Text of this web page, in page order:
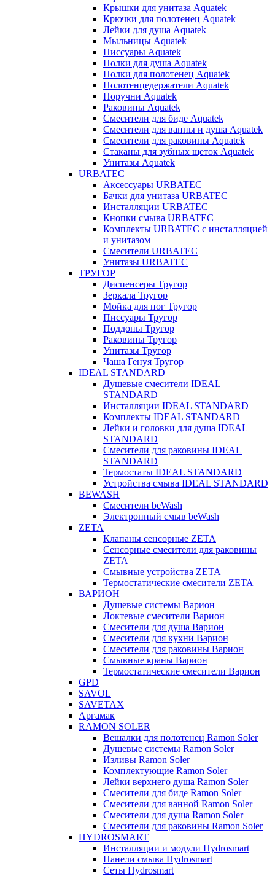
Крышки для унитаза Aquatek
Крючки для полотенец Aquatek
Лейки для душа Aquatek
Мыльницы Aquatek
Писсуары Aquatek
Полки для душа Aquatek
Полки для полотенец Aquatek
Полотенцедержатели Aquatek
Поручни Aquatek
Раковины Aquatek
Смесители для биде Aquatek
Смесители для ванны и душа Aquatek
Смесители для раковины Aquatek
Стаканы для зубных щеток Aquatek
Унитазы Aquatek
URBATEC
Аксессуары URBATEC
Бачки для унитаза URBATEC
Инсталляции URBATEC
Кнопки смыва URBATEC
Комплекты URBATEC с инсталляцией
и унитазом
Смесители URBATEC
Унитазы URBATEC
ТРУГОР
Диспенсеры Тругор
Зеркала Тругор
Мойка для ног Тругор
Писсуары Тругор
Поддоны Тругор
Раковины Тругор
Унитазы Тругор
Чаша Генуя Тругор
IDEAL STANDARD
Душевые смесители IDEAL
STANDARD
Инсталляции IDEAL STANDARD
Комплекты IDEAL STANDARD
Лейки и головки для душа IDEAL
STANDARD
Смесители для раковины IDEAL
STANDARD
Термостаты IDEAL STANDARD
Устройства смыва IDEAL STANDARD
BEWASH
Смесители beWash
Электронный смыв beWash
ZETA
Клапаны сенсорные ZETA
Сенсорные смесители для раковины
ZETA
Смывные устройства ZETA
Термостатические смесители ZETA
ВАРИОН
Душевые системы Варион
Локтевые смесители Варион
Смесители для душа Варион
Смесители для кухни Варион
Смесители для раковины Варион
Смывные краны Варион
Термостатические смесители Варион
GPD
SAVOL
SAVETAX
Аргамак
RAMON SOLER
Вешалки для полотенец Ramon Soler
Душевые системы Ramon Soler
Изливы Ramon Soler
Комплектующие Ramon Soler
Лейки верхнего душа Ramon Soler
Смесители для биде Ramon Soler
Смесители для ванной Ramon Soler
Смесители для душа Ramon Soler
Смесители для раковины Ramon Soler
HYDROSMART
Инсталляции и модули Hydrosmart
Панели смыва Hydrosmart
Сеты Hydrosmart